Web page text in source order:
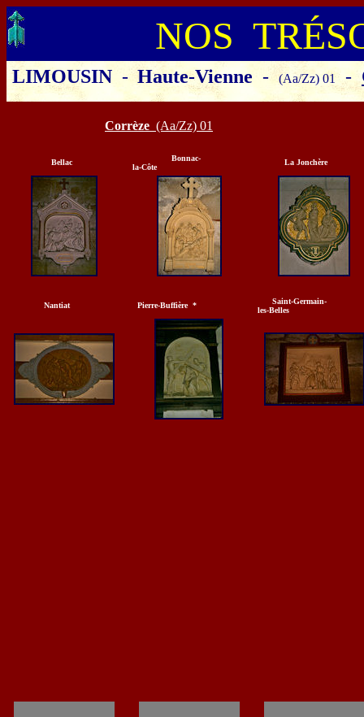
NOS
LIMOUSIN - Haute-Vienne - (Aa/Zz) 01 -
Cliquer sur le département ou
Corrèze (Aa/Zz) 01
Bellac
Bonnac-
la-Côte
La Jonchère
Nantiat Pierre-Buffière *
Saint-Germain-
les-Belles